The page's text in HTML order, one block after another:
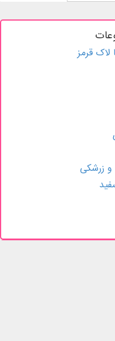
قرمز
زرشکی